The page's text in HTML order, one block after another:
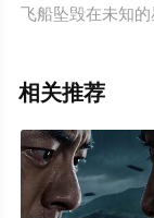
飞船坠毁在未知
相关推荐